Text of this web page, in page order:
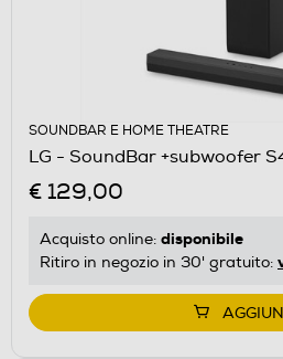
SOUNDBAR E HOME THEATRE
LG - SoundBar +subwoofer
€ 129,00
Acquisto online: disponibile
Ritiro in negozio in 30' gratuito: